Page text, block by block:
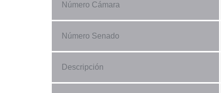
Número Cámara
Número Senado
Descripción